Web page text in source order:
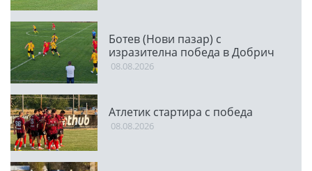
Ботев (Нови пазар) с
изразителна победа в Добрич
08.08.2026
Атлетик стартира с победа
08.08.2026